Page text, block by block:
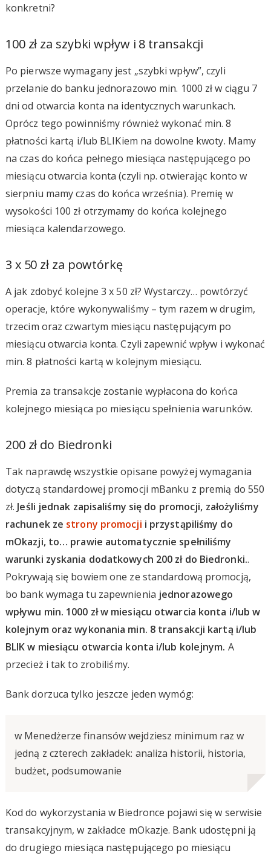
konkretni?
100 zł za szybki wpływ i 8 transakcji
Po pierwsze wymagany jest „szybki wpływ”, czyli
przelanie do banku jednorazowo min. 1000 zł w ciągu 7
dni od otwarcia konta na identycznych warunkach.
Oprócz tego powinniśmy również wykonać min. 8
płatności kartą i/lub BLIKiem na dowolne kwoty. Mamy
na czas do końca pełnego miesiąca następującego po
miesiącu otwarcia konta (czyli np. otwierając konto w
sierpniu mamy czas do końca września). Premię w
wysokości 100 zł otrzymamy do końca kolejnego
miesiąca kalendarzowego.
3 x 50 zł za powtórkę
A jak zdobyć kolejne 3 x 50 zł? Wystarczy… powtórzyć
operacje, które wykonywaliśmy – tym razem w drugim,
trzecim oraz czwartym miesiącu następującym po
miesiącu otwarcia konta. Czyli zapewnić wpływ i wykonać
min. 8 płatności kartą w kolejnym miesiącu.
Premia za transakcje zostanie wypłacona do końca
kolejnego miesiąca po miesiącu spełnienia warunków.
200 zł do Biedronki
Tak naprawdę wszystkie opisane powyżej wymagania
dotyczą standardowej promocji mBanku z premią do 550
zł. Jeśli jednak zapisaliśmy się do promocji, założyliśmy
rachunek ze strony promocji i przystąpiliśmy do
mOkazji, to… prawie automatycznie spełniliśmy
warunki zyskania dodatkowych 200 zł do Biedronki..
Pokrywają się bowiem one ze standardową promocją,
bo bank wymaga tu zapewnienia jednorazowego
wpływu min. 1000 zł w miesiącu otwarcia konta i/lub w
kolejnym oraz wykonania min. 8 transakcji kartą i/lub
BLIK w miesiącu otwarcia konta i/lub kolejnym. A
przecież i tak to zrobiliśmy.
Bank dorzuca tylko jeszcze jeden wymóg:
w Menedżerze finansów wejdziesz minimum raz w
jedną z czterech zakładek: analiza historii, historia,
budżet, podsumowanie
Kod do wykorzystania w Biedronce pojawi się w serwisie
transakcyjnym, w zakładce mOkazje. Bank udostępni ją
do drugiego miesiąca następującego po miesiącu